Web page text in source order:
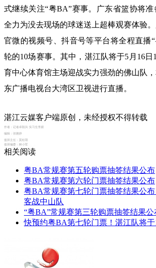
式继续关注“粤BA”赛事。广东省篮协将准
全力为没去现场的球迷送上超棒观赛体验
官微的视频号、抖音号等平台将全程直播
轮的10场赛事。其中，湛江队将于5月16日
育中心体育馆主场迎战实力强劲的佛山队
东广播电视台大湾区卫视进行直播。
湛江云媒客户端原创，未经授权不得转载
作者： 记者卓朝兴 实习生李婧
编辑： 张雅婷
值班主任：
莫松萌
值班编委： 林小军
相关阅读
粤BA常规赛第五轮购票抽签结果公布
粤BA常规赛第六轮门票抽签结果公布
粤BA常规赛第七轮门票抽签结果公布
客战中山队
“粤BA”常规赛第三轮购票抽签结果公
快预约粤BA第七轮门票！湛江队将